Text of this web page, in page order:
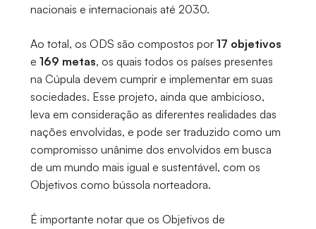
nacionais e internacionais até 2030.
Ao total, os ODS são compostos por 17 objetivos
e 169 metas, os quais todos os países presentes
na Cúpula devem cumprir e implementar em suas
sociedades. Esse projeto, ainda que ambicioso,
leva em consideração as diferentes realidades das
nações envolvidas, e pode ser traduzido como um
compromisso unânime dos envolvidos em busca
de um mundo mais igual e sustentável, com os
Objetivos como bússola norteadora.
É importante notar que os Objetivos de